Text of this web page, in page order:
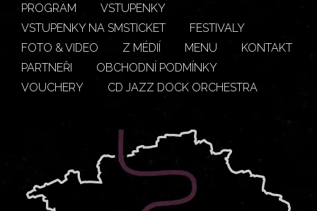
PROGRAM
VSTUPENKY
VSTUPENKY NA SMSTICKET
FESTIVALY
FOTO & VIDEO
Z MÉDIÍ MENU
KONTAKT
PARTNEŘI
OBCHODNÍ PODMÍNKY
VOUCHERY
CD JAZZ DOCK ORCHESTRA